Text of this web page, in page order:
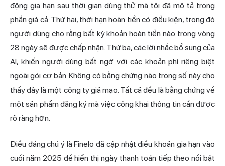
động gia hạn sau thời gian dùng thử mà tôi đã mô tả trong
phần giá cả. Thứ hai, thời hạn hoàn tiền có điều kiện, trong đó
người dùng cho rằng bất kỳ khoản hoàn tiền nào trong vòng
28 ngày sẽ được chấp nhận. Thứ ba, các lời nhắc bổ sung của
AI, khiến người dùng bất ngờ với các khoản phí riêng biệt
ngoài gói cơ bản. Không có bằng chứng nào trong số này cho
thấy đây là một công ty giả mạo. Tất cả đều là bằng chứng về
một sản phẩm đăng ký mà việc công khai thông tin cần được
rõ ràng hơn.
Điều đáng chú ý là Finelo đã cập nhật điều khoản gia hạn vào
cuối năm 2025 để hiển thị ngày thanh toán tiếp theo nổi bật